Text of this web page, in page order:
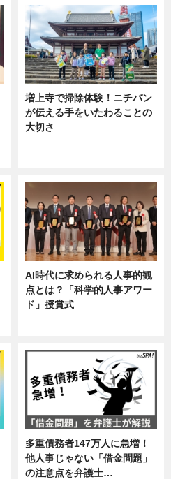
増上寺で掃除体験！ニチバン
が伝える手をいたわることの
大切さ
AI時代に求められる人事的観
点とは？「科学的人事アワー
ド」授賞式
多重債務者147万人に急増！
他人事じゃない「借金問題」
の注意点を弁護士…